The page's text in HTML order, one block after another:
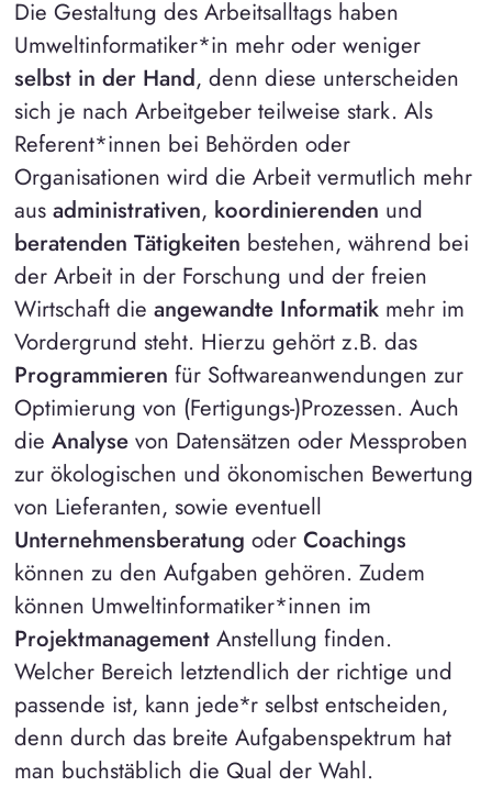
Die Gestaltung des Arbeitsalltags haben
Umweltinformatiker*in mehr oder weniger
selbst in der Hand, denn diese unterscheiden
sich je nach Arbeitgeber teilweise stark. Als
Referent*innen bei Behörden oder
Organisationen wird die Arbeit vermutlich mehr
aus administrativen, koordinierenden und
beratenden Tätigkeiten bestehen, während bei
der Arbeit in der Forschung und der freien
Wirtschaft die angewandte Informatikmehr im
Vordergrund steht. Hierzu gehört z.B. das
Programmieren für Softwareanwendungen zur
Optimierung von (Fertigungs-)Prozessen. Auch
die Analysevon Datensätzen oder Messproben
zur ökologischen und ökonomischen Bewertung
von Lieferanten, sowie eventuell
Unternehmensberatung oder Coachings
können zu den Aufgaben gehören. Zudem
können Umweltinformatiker*innen im
ProjektmanagementAnstellung finden.
Welcher Bereich letztendlich der richtige und
passende ist, kann jede*r selbst entscheiden,
denn durch das breite Aufgabenspektrum hat
man buchstäblich die Qual der Wahl.